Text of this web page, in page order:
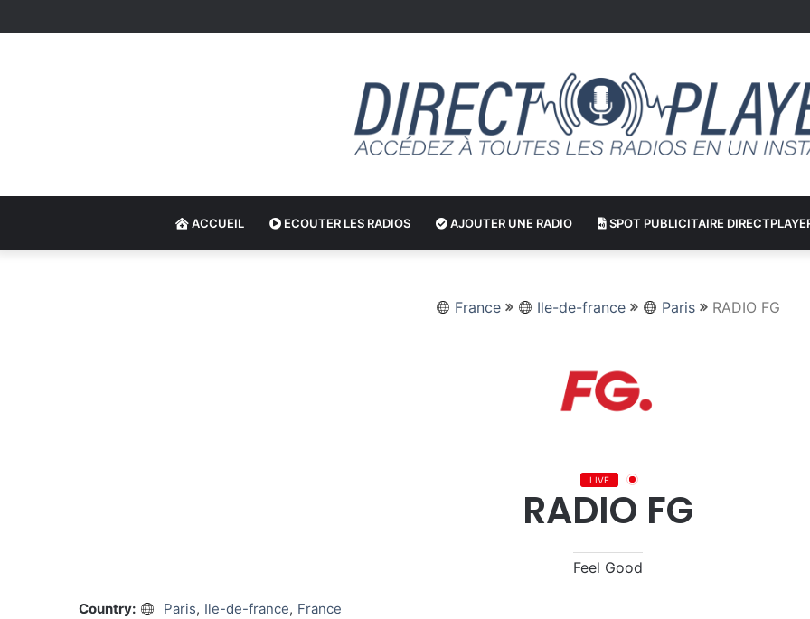
ACCUEIL ECOUTER LES RADIOS AJOUTER UNE RADIO SPOT PUBLICITAIRE
France Ile-de-france Paris RADIO FG
LIVE
RADIO FG
Feel Good
Country: Paris, Ile-de-france, France